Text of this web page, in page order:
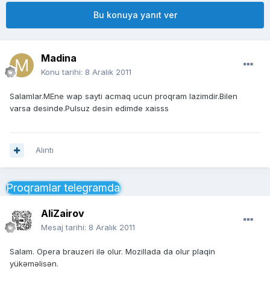
Bu konuya yanıt ver
Madina
Konu tarihi: 8 Aralık 2011
Salamlar.MEne wap sayti acmaq ucun proqram lazimdir.Bilen
varsa desinde.Pulsuz desin edimde xaisss
Alıntı
Proqramlar telegramda
AliZairov
Mesaj tarihi: 8 Aralık 2011
Salam. Opera brauzeri ilə olur. Mozillada da olur plaqin
yükəməlisən.